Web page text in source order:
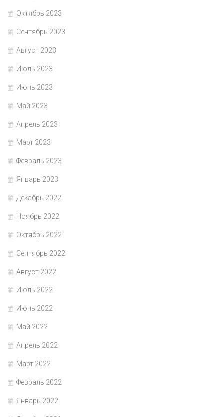
Октябрь 2023
Сентябрь 2023
Август 2023
Июль 2023
Июнь 2023
Май 2023
Апрель 2023
Март 2023
Февраль 2023
Январь 2023
Декабрь 2022
Ноябрь 2022
Октябрь 2022
Сентябрь 2022
Август 2022
Июль 2022
Июнь 2022
Май 2022
Апрель 2022
Март 2022
Февраль 2022
Январь 2022